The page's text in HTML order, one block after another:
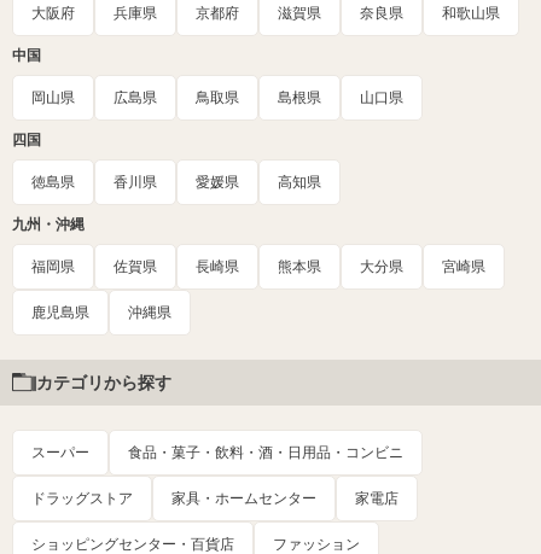
大阪府 兵庫県 京都府 滋賀県 奈良県 和歌山県
中国
岡山県 広島県 鳥取県 島根県 山口県
四国
徳島県 香川県 愛媛県 高知県
九州・沖縄
福岡県 佐賀県 長崎県 熊本県 大分県 宮崎県
鹿児島県 沖縄県
カテゴリから探す
スーパー 食品・菓子・飲料・酒・日用品・コンビニ
ドラッグストア 家具・ホームセンター 家電店
ショッピングセンター・百貨店 ファッション